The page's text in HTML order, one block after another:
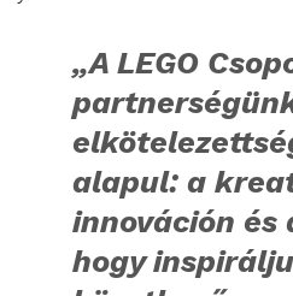
„A LEGO
alapul: a
innováción és
hogy